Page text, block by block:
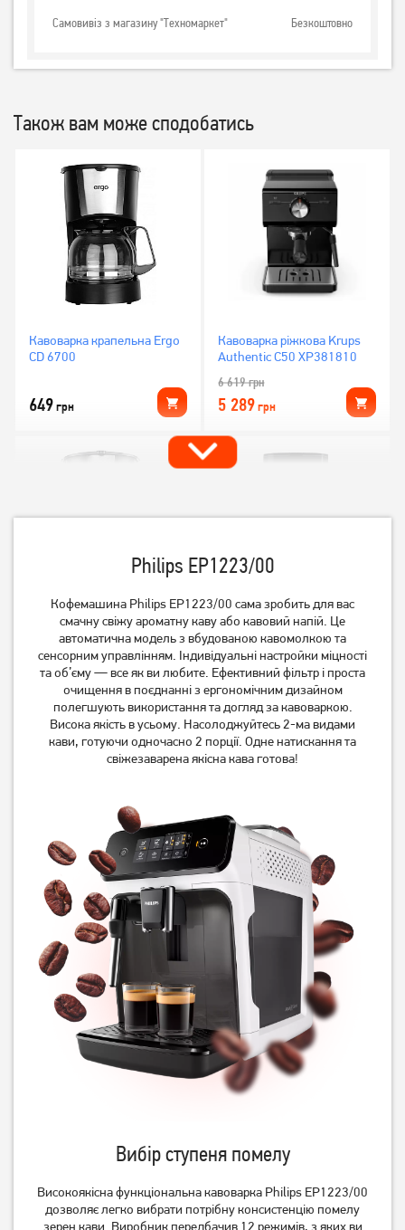
Самовивіз з магазину "Техномаркет" Безкоштовно
Також вам може сподобатись
Кавоварка крапельна Ergo
СD 6700
649грн
Кавоварка ріжкова Krups
Authentic C50 XP381810
6 619грн
5 289грн
Кавоварка крапельна
Ardesto FCM-D2100
1 029грн
Кавоварка крапельна
Ardesto FCM-D3100
1 649грн
Кавомашина Philips
EP2220/10 Series 2200
23 919грн
19 129 грн
Кавоварка ріжкова Rotex
RCM750-S Life Espresso
3 019
Кавоварка ріжкова Rotex
RCM850-S Power Espresso
Кавоварка крапельна
Zelmer ZCM1200
Philips EP1223/00
Кофемашина Philips EP1223/00 сама зробить для вас
смачну свіжу ароматну каву або кавовий напій. Це
автоматична модель з вбудованою кавомолкою та
сенсорним управлінням. Індивідуальні настройки міцності
та об’єму — все як ви любите. Ефективний фільтр і проста
очищення в поєднанні з ергономічним дизайном
полегшують використання та догляд за кавоваркою.
Висока якість в усьому. Насолоджуйтесь 2-ма видами
кави, готуючи одночасно 2 порції. Одне натискання та
свіжезаварена якісна кава готова!
Вибір ступеня помелу
Високоякісна функціональна кавоварка Philips EP1223/00
дозволяє легко вибрати потрібну консистенцію помелу